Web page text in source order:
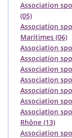
Association
(05)
Association
Maritimes (06)
Association
Association
Association
Association
Association
Association
Association
Rhône (13)
Association